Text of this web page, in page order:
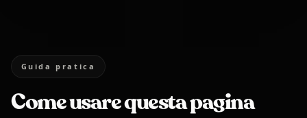
Guida pratica
Come usare questa pagina